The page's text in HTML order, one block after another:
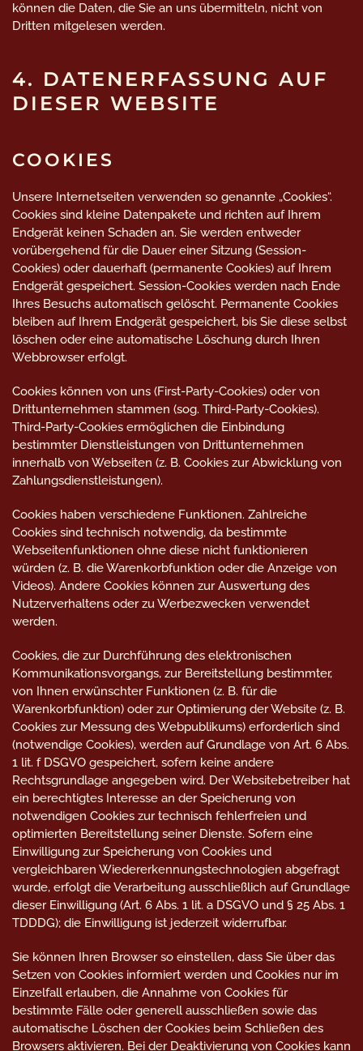
können die Daten, die Sie an uns übermitteln, nicht von
Dritten mitgelesen werden.
4. DATENERFASSUNG AUF
DIESER WEBSITE
COOKIES
Unsere Internetseiten verwenden so genannte „Cookies“.
Cookies sind kleine Datenpakete und richten auf Ihrem
Endgerät keinen Schaden an. Sie werden entweder
vorübergehend für die Dauer einer Sitzung (Session-
Cookies) oder dauerhaft (permanente Cookies) auf Ihrem
Endgerät gespeichert. Session-Cookies werden nach Ende
Ihres Besuchs automatisch gelöscht. Permanente Cookies
bleiben auf Ihrem Endgerät gespeichert, bis Sie diese selbst
löschen oder eine automatische Löschung durch Ihren
Webbrowser erfolgt.
Cookies können von uns (First-Party-Cookies) oder von
Drittunternehmen stammen (sog. Third-Party-Cookies).
Third-Party-Cookies ermöglichen die Einbindung
bestimmter Dienstleistungen von Drittunternehmen
innerhalb von Webseiten (z. B. Cookies zur Abwicklung von
Zahlungsdienstleistungen).
Cookies haben verschiedene Funktionen. Zahlreiche
Cookies sind technisch notwendig, da bestimmte
Webseitenfunktionen ohne diese nicht funktionieren
würden (z. B. die Warenkorbfunktion oder die Anzeige von
Videos). Andere Cookies können zur Auswertung des
Nutzerverhaltens oder zu Werbezwecken verwendet
werden.
Cookies, die zur Durchführung des elektronischen
Kommunikationsvorgangs, zur Bereitstellung bestimmter,
von Ihnen erwünschter Funktionen (z. B. für die
Warenkorbfunktion) oder zur Optimierung der Website (z. B.
Cookies zur Messung des Webpublikums) erforderlich sind
(notwendige Cookies), werden auf Grundlage von Art. 6 Abs.
1 lit. f DSGVO gespeichert, sofern keine andere
Rechtsgrundlage angegeben wird. Der Websitebetreiber hat
ein berechtigtes Interesse an der Speicherung von
notwendigen Cookies zur technisch fehlerfreien und
optimierten Bereitstellung seiner Dienste. Sofern eine
Einwilligung zur Speicherung von Cookies und
vergleichbaren Wiedererkennungstechnologien abgefragt
wurde, erfolgt die Verarbeitung ausschließlich auf Grundlage
dieser Einwilligung (Art. 6 Abs. 1 lit. a DSGVO und § 25 Abs. 1
TDDDG); die Einwilligung ist jederzeit widerrufbar.
Sie können Ihren Browser so einstellen, dass Sie über das
Setzen von Cookies informiert werden und Cookies nur im
Einzelfall erlauben, die Annahme von Cookies für
bestimmte Fälle oder generell ausschließen sowie das
automatische Löschen der Cookies beim Schließen des
Browsers aktivieren. Bei der Deaktivierung von Cookies kann